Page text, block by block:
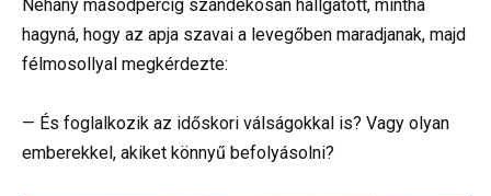
Néhány másodpercig szándékosan hallgatott, mintha
hagyná, hogy az apja szavai a levegőben maradjanak, majd
félmosollyal megkérdezte:
— És foglalkozik az időskori válságokkal is? Vagy olyan
emberekkel, akiket könnyű befolyásolni?